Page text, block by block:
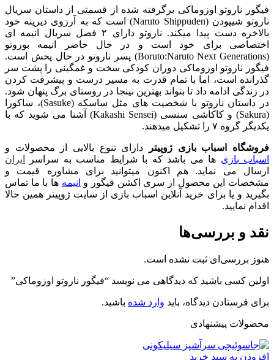
فیگور ناروتو اوزوماکی برگرفته شده از قسمتی از داستان سریال
ناروتو شیپودن (Naruto Shippuden) است که به آرزوی دیرینه خود
بالاخره دست پیدا میکند. ناروتو دارای ۲ فصل سریال انیمه ای
اختصاصی برای خود است و در حال حاضر انیمه بوروتو
(Boruto:Naruto Next Generations) پسر ناروتو در حال پخش است.
فیگور ناروتو اوزوماکی دوران کودکی سخت و غمگینی را پشت سر
گذرانده است، اما با تمام قدرت به مسیر درست و پیشرفت کردن
در زندگی ادامه داد تا بتواند بهترین نینجا در روستای برگ پنهان شود.
در داستان ناروتو با شخصیت های مثل ساسکه (Sasuke)، ساکورا
(Sakura) و کاکاشی سنسی (Kakashi Sensei) آشنا می شوید که با
یکدیگر گروه ۷ را تشکیل میدهند.
فروشگاه اسباب بازی ژوپیتر
دارای تنوع بالایی از محصولات و
اسباب بازی ها می باشد که با شرایط مناسب به سراسر
ایران
ارسال می نماید. هم اکنون میتوانید برای مشاوره قیمت و
مشخصات این محصول از سری اکشن فیگور و انیمه ها با ما تماس
بگیرید و یا برای خرید آنلاین اسباب بازی از سایت ژوپیتر همین حالا
اقدام نمایید.
نقد و بررسی‌ها
هنوز بررسی‌ای ثبت نشده است.
اولین کسی باشید که دیدگاهی می نویسد “فیگور ناروتو اوزوماکی”
برای فرستادن دیدگاه، باید وارد شده باشید.
محصولات پیشنهادی
افزودن به سبد خرید